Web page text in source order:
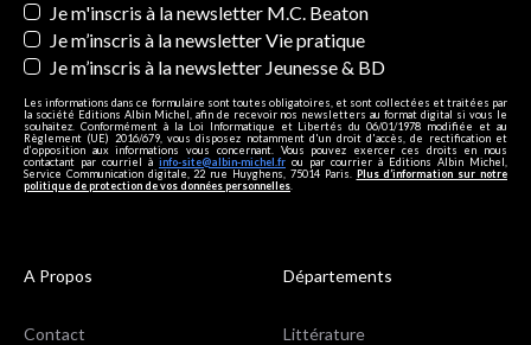
Je m'inscris à la newsletter M.C. Beaton
Je m’inscris à la newsletter Vie pratique
Je m’inscris à la newsletter Jeunesse & BD
Les informations dans ce formulaire sont toutes obligatoires, et sont collectées et traitées par
la société Editions Albin Michel, afin de recevoir nos newsletters au format digital si vous le
souhaitez. Conformément à la Loi Informatique et Libertés du 06/01/1978 modifiée et au
Règlement (UE) 2016/679, vous disposez notamment d'un droit d'accès, de rectification et
d’opposition aux informations vous concernant. Vous pouvez exercer ces droits en nous
contactant par courriel à info-site@albin-michel.fr ou par courrier à Editions Albin Michel,
Service Communication digitale, 22 rue Huyghens, 75014 Paris. Plus d’information sur notre
politique de protection de vos données personnelles
A Propos
Contact
Départements
Littérature